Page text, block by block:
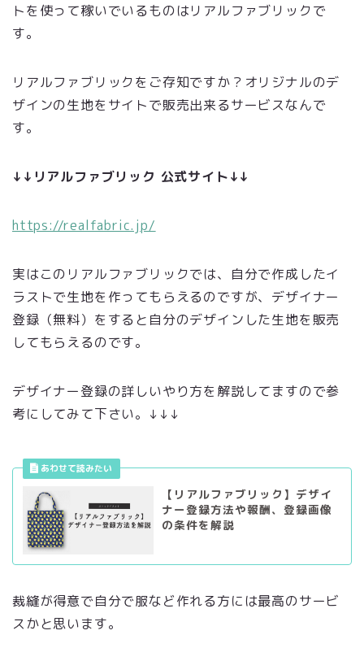
トを使って稼いでいるものはリアルファブリックで
す。
リアルファブリックをご存知ですか？オリジナルのデ
ザインの生地をサイトで販売出来るサービスなんで
す。
↓↓リアルファブリック 公式サイト↓↓
https://realfabric.jp/
実はこのリアルファブリックでは、自分で作成したイ
ラストで生地を作ってもらえるのですが、デザイナー
登録（無料）をすると自分のデザインした生地を販売
してもらえるのです。
デザイナー登録の詳しいやり方を解説してますので参
考にしてみて下さい。↓↓↓
【リアルファブリック】デザイ
ナー登録方法や報酬、登録画像
の条件を解説
裁縫が得意で自分で服など作れる方には最高のサービ
スかと思います。